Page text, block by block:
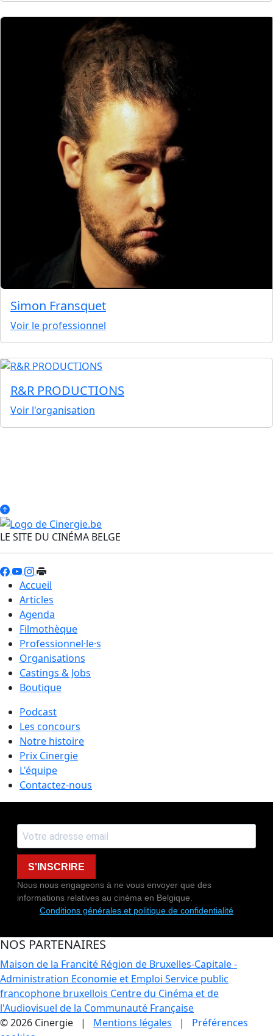
Simon Fransquet
Voir le professionnel
R&R PRODUCTIONS
Voir l'organisation
LE SITE DU CINÉMA BELGE
Accueil
Articles
Agenda
Filmothèque
Professionnel·le·s
Organisations
Castings & Jobs
Boutique
Podcast
Les concours
Notre histoire
Prix Cinergie
L'équipe
Contactez-nous
S'INSCRIRE
Nous nous engageons à ne vous envoyer que des
informations relatives au cinéma en Belgique.
Conditions générales et politique de confidentialité
NOS PARTENAIRES
Maison de la Francité Région de Bruxelles-Capitale -
Administration Economie et Emploi Service public
francophone bruxellois Centre du Cinéma et de
l'Audiovisuel de la Communauté Française
© 2026 Cinergie | Mentions légales | Préférences